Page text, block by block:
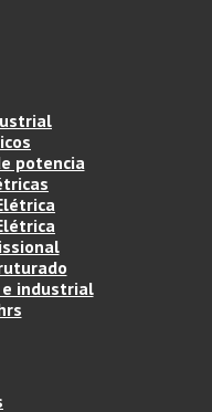
potencia
industrial